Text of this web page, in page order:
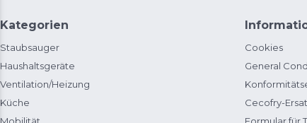
Kategorien
Staubsauger
Haushaltsgeräte
Ventilation/Heizung
Küche
Cookies
General
Cecofry-